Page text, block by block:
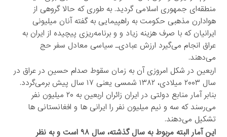
منطقه‌ای جمهوری اسلامی گردید. به طوری که حالا گروهی از
هوادارن مذهبی حکومت به راهپیمایی به گفته آنان میلیونی
ایرانیان که با صرف هزینه زیاد و و برنامه‌ریزی پیچیده از ایران به
عراق انجام می‌گیرد ارزش عبادی‌ـ سیاسی معادل سفر حج
می‌دهند.
اربعین در شکل امروزی آن به زمان سقوط صدام حسین در عراق در
سال ۲۰۰۳ میلادی، ۱۳۸۲ شمسی یعنی ۱۷ سال پیش برمی‌گردد.
بنابر آمار منابع دولتی در ایران زائران اربعین به ۲۰ میلیون نفر
می‌رسند که سه و نیم میلیون نفر را ایرانی ها و افغانستانی ها
تشکیل می‌دهند.
این آمار البته مربوط به سال گذشته، سال ۹۸ است و به نظر